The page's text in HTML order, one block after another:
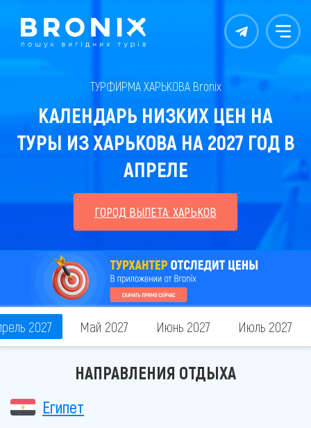
Контакты Меню
ТУРФИРМА ХАРЬКОВА Bronix
КАЛЕНДАРЬ НИЗКИХ ЦЕН НА
ТУРЫ ИЗ ХАРЬКОВА НА 2027 ГОД В
АПРЕЛЕ
ГОРОД ВЫЛЕТА: ХАРЬКОВ
2027 Май 2027 Июнь 2027 Июль 2027
НАПРАВЛЕНИЯ ОТДЫХА
Египет